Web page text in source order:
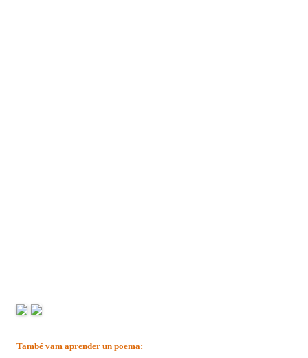
També vam aprender un poema: